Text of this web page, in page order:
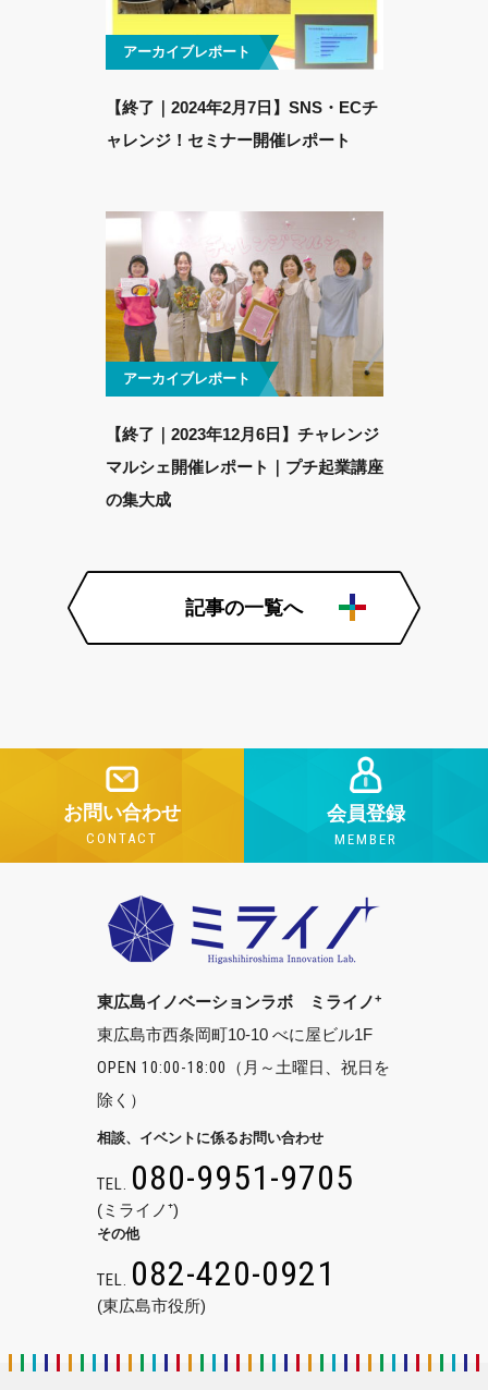
アーカイブレポート
【終了｜2024年2月7日】SNS・ECチ
ャレンジ！セミナー開催レポート
アーカイブレポート
【終了｜2023年12月6日】チャレンジ
マルシェ開催レポート｜プチ起業講座
の集大成
記事の一覧へ
お問い合わせ
CONTACT
会員登録
MEMBER
東広島イノベーションラボ ミライノ+
東広島市西条岡町10-10 べに屋ビル1F
OPEN 10:00-18:00
（月～土曜日、祝日を
除く）
相談、イベントに係るお問い合わせ
TEL. 080-9951-9705
(ミライノ⁺)
その他
TEL. 082-420-0921
(東広島市役所)